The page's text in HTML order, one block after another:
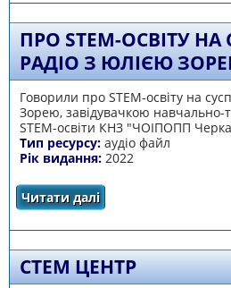
ПРО STEM-ОСВІТУ
РАДІО З ЮЛІЄЮ
Говорили про STEM-освіту на
Зорею, завідувачкою навчально-
STEM-освіти КНЗ "ЧОІПОПП
Тип ресурсу: аудіо файл
Рік видання: 2022
Читати далі
СТЕМ ЦЕНТР